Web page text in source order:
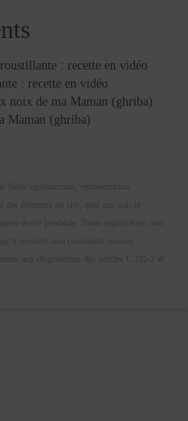
: recette en vidéo
: recette en vidéo
noix de ma Maman (ghriba)
Maman (ghriba)